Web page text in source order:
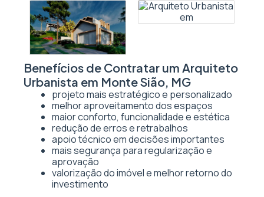
Benefícios de Contratar um Arquiteto
Urbanista em Monte Sião, MG
projeto mais estratégico e personalizado
melhor aproveitamento dos espaços
maior conforto, funcionalidade e estética
redução de erros e retrabalhos
apoio técnico em decisões importantes
mais segurança para regularização e
aprovação
valorização do imóvel e melhor retorno do
investimento